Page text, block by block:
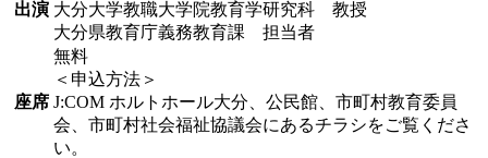
出演 大分大学教職大学院教育学研究科 教授
大分県教育庁義務教育課 担当者
座席
無料
＜申込方法＞
J:COM ホルトホール大分、公民館、市町村教育委員
会、市町村社会福祉協議会にあるチラシをご覧くださ
い。